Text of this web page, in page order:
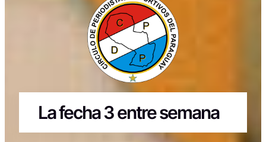
La fecha 3 entre semana